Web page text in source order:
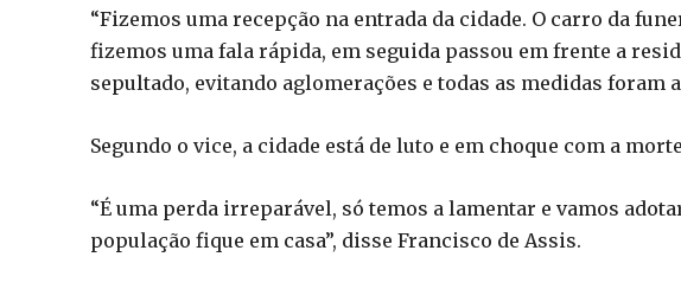
“Fizemos uma recepção na entrada da cidade. O carro da
fizemos uma fala rápida, em seguida passou em frente a
sepultado, evitando aglomerações e todas as medidas foram
Segundo o vice, a cidade está de luto e em choque com a
“É uma perda irreparável, só temos a lamentar e vamos
população fique em casa”, disse Francisco de Assis.